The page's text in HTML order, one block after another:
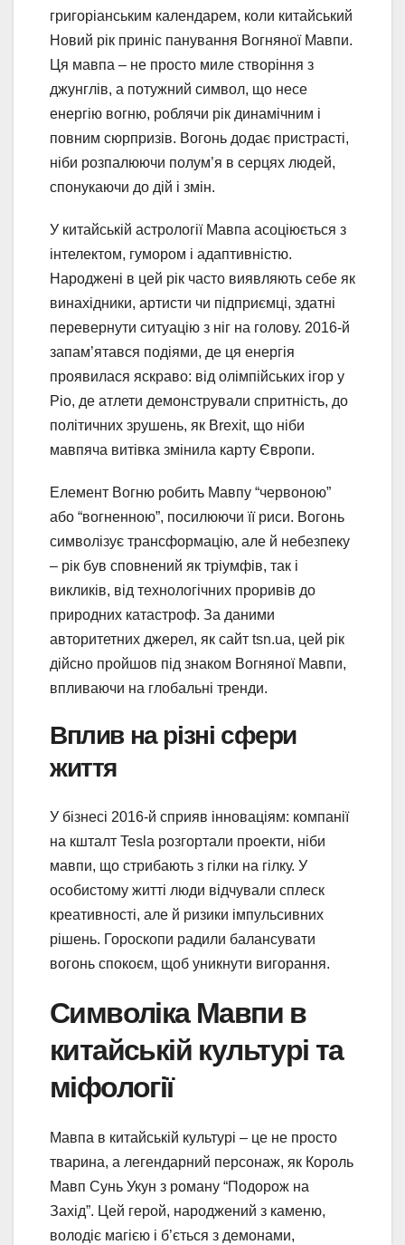
григоріанським календарем, коли китайський
Новий рік приніс панування Вогняної Мавпи.
Ця мавпа – не просто миле створіння з
джунглів, а потужний символ, що несе
енергію вогню, роблячи рік динамічним і
повним сюрпризів. Вогонь додає пристрасті,
ніби розпалюючи полум’я в серцях людей,
спонукаючи до дій і змін.
У китайській астрології Мавпа асоціюється з
інтелектом, гумором і адаптивністю.
Народжені в цей рік часто виявляють себе як
винахідники, артисти чи підприємці, здатні
перевернути ситуацію з ніг на голову. 2016-й
запам’ятався подіями, де ця енергія
проявилася яскраво: від олімпійських ігор у
Ріо, де атлети демонстрували спритність, до
політичних зрушень, як Brexit, що ніби
мавпяча витівка змінила карту Європи.
Елемент Вогню робить Мавпу “червоною”
або “вогненною”, посилюючи її риси. Вогонь
символізує трансформацію, але й небезпеку
– рік був сповнений як тріумфів, так і
викликів, від технологічних проривів до
природних катастроф. За даними
авторитетних джерел, як сайт tsn.ua, цей рік
дійсно пройшов під знаком Вогняної Мавпи,
впливаючи на глобальні тренди.
Вплив на різні сфери
життя
У бізнесі 2016-й сприяв інноваціям: компанії
на кшталт Tesla розгортали проекти, ніби
мавпи, що стрибають з гілки на гілку. У
особистому житті люди відчували сплеск
креативності, але й ризики імпульсивних
рішень. Гороскопи радили балансувати
вогонь спокоєм, щоб уникнути вигорання.
Символіка Мавпи в
китайській культурі та
міфології
Мавпа в китайській культурі – це не просто
тварина, а легендарний персонаж, як Король
Мавп Сунь Укун з роману “Подорож на
Захід”. Цей герой, народжений з каменю,
володіє магією і б’ється з демонами,